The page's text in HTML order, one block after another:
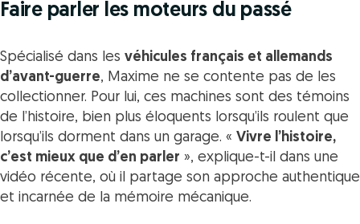
Faire parler les moteurs du passé
Spécialisé dans les véhicules français et allemands
d’avant-guerre, Maxime ne se contente pas de les
collectionner. Pour lui, ces machines sont des témoins
de l’histoire, bien plus éloquents lorsqu’ils roulent que
lorsqu’ils dorment dans un garage. « Vivre l’histoire,
c’est mieux que d’en parler », explique-t-il dans une
vidéo récente, où il partage son approche authentique
et incarnée de la mémoire mécanique.